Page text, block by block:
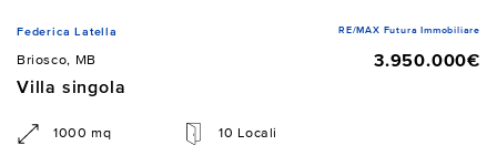
Federica Latella RE/MAX Futura Immobiliare
Briosco, MB
3.950.000€
Villa singola
1000 mq 10 Locali